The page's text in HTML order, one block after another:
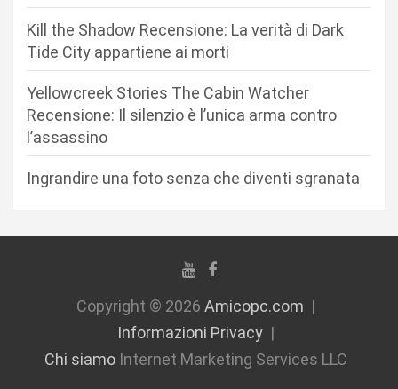
Kill the Shadow Recensione: La verità di Dark
Tide City appartiene ai morti
Yellowcreek Stories The Cabin Watcher
Recensione: Il silenzio è l’unica arma contro
l’assassino
Ingrandire una foto senza che diventi sgranata
Copyright © 2026 Amicopc.com
Informazioni Privacy
Chi siamoInternet Marketing Services LLC